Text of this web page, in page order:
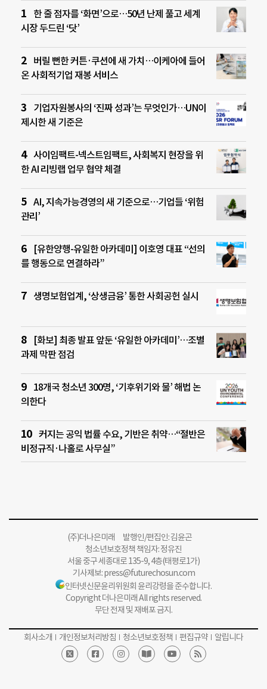
한 줄 점자를 ‘화면’으로…50년 난제 풀고 세계
시장 두드린 ‘닷’
버릴 뻔한 커튼·쿠션에 새 가치…이케아에 들어
온 사회적기업 재봉 서비스
기업자원봉사의 ‘진짜 성과’는 무엇인가…UN이
제시한 새 기준은
사이임팩트-넥스트임팩트, 사회복지 현장을 위
한 AI 리빙랩 업무 협약 체결
AI, 지속가능경영의 새 기준으로…기업들 ‘위험
관리’
[유한양행-유일한 아카데미] 이호영 대표 “선의
를 행동으로 연결하라”
생명보험업계, ‘상생금융’ 통한 사회공헌 실시
[화보] 최종 발표 앞둔 ‘유일한 아카데미’…조별
과제 막판 점검
18개국 청소년 300명, ‘기후위기와 물’ 해법 논
의한다
커지는 공익 법률 수요, 기반은 취약…“절반은
비정규직·나홀로 사무실”
(주)더나은미래 발행인/편집인: 김윤곤
청소년보호정책 책임자: 정유진
서울 중구 세종대로 135-9, 4층(태평로1가)
기사제보:press@futurechosun.com
인터넷신문윤리위원회 윤리강령을 준수합니다.
Copyright 더나은미래 All rights reserved.
무단 전재 및 재배포 금지.
회사소개 개인정보처리방침 청소년보호정책 편집규약 알립니다